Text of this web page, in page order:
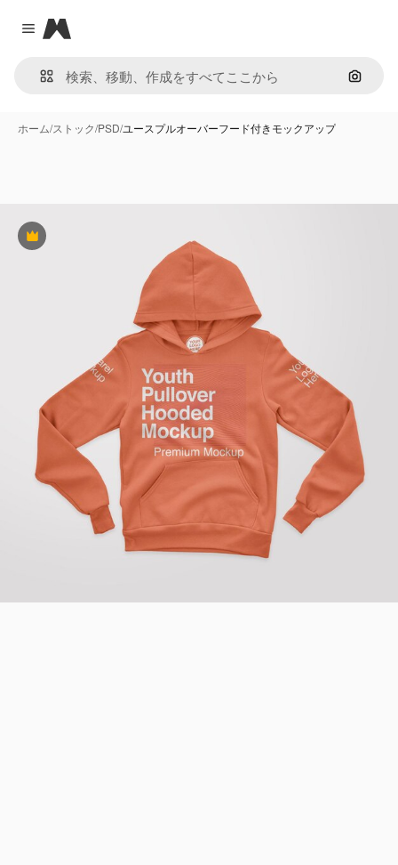
Close menu
Magnific
画像で
ホーム/ストック/PSD/ユースプルオーバーフード付きモックアップ
Premium